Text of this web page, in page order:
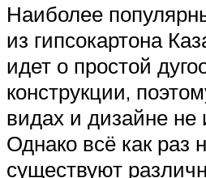
Наиболее
из гипсокартона
идет о простой
конструкции,
видах и дизайне
Однако всё как раз
существуют